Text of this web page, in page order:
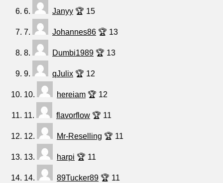
6. Janyy 🏆 15
7. Johannes86 🏆 13
8. Dumbi1989 🏆 13
9. qJulix 🏆 12
10. hereiam 🏆 12
11. flavorflow 🏆 11
12. Mr-Reselling 🏆 11
13. harpi 🏆 11
14. 89Tucker89 🏆 11